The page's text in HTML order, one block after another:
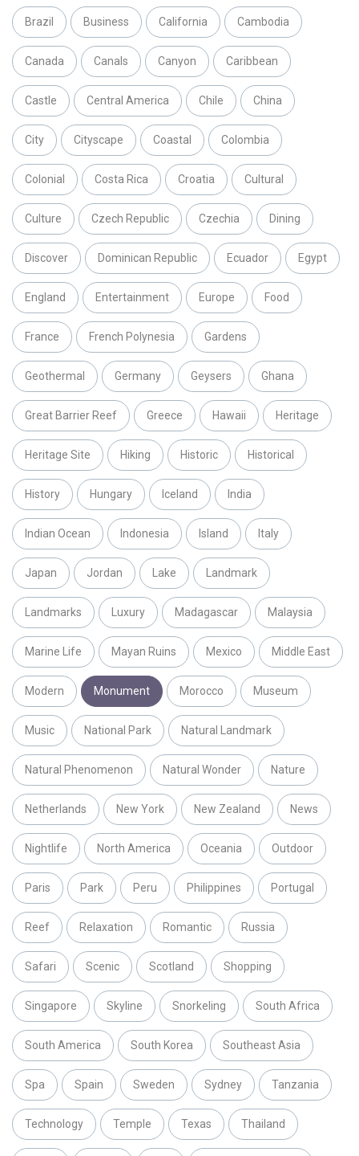
Brazil Business California Cambodia
Canada Canals Canyon Caribbean
Castle Central America Chile China
City Cityscape Coastal Colombia
Colonial Costa Rica Croatia Cultural
Culture Czech Republic Czechia Dining
Discover Dominican Republic Ecuador Egypt
England Entertainment Europe Food
France French Polynesia Gardens
Geothermal Germany Geysers Ghana
Great Barrier Reef Greece Hawaii Heritage
Heritage Site Hiking Historic Historical
History Hungary Iceland India
Indian Ocean Indonesia Island Italy
Japan Jordan Lake Landmark
Landmarks Luxury Madagascar Malaysia
Marine Life Mayan Ruins Mexico Middle East
Modern Monument Morocco Museum
Music National Park Natural Landmark
Natural Phenomenon Natural Wonder Nature
Netherlands New York New Zealand News
Nightlife North America Oceania Outdoor
Paris Park Peru Philippines Portugal
Reef Relaxation Romantic Russia
Safari Scenic Scotland Shopping
Singapore Skyline Snorkeling South Africa
South America South Korea Southeast Asia
Spa Spain Sweden Sydney Tanzania
Technology Temple Texas Thailand